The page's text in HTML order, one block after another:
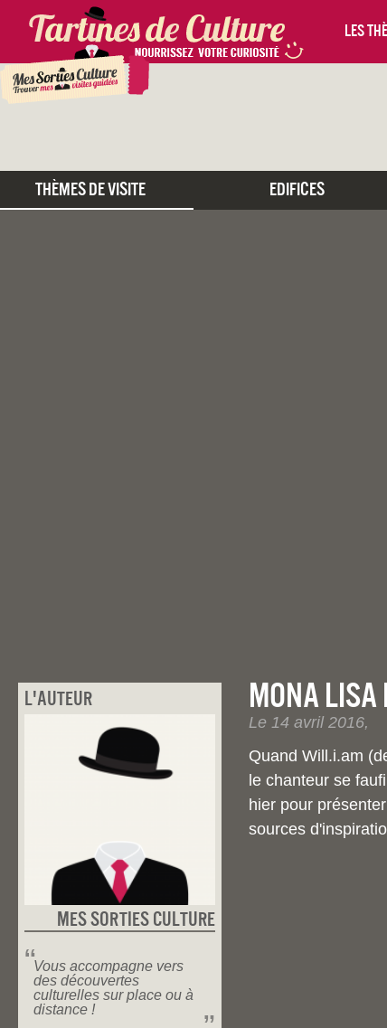
Les
Thèmes De Visite Edifices
L'auteur
Mes Sorties Culture
Vous accompagne vers
des découvertes
culturelles sur place ou à
distance !
Mona
Le 14 avril 2016,
Quand Will.i.am
le chanteur se
hier pour
sources